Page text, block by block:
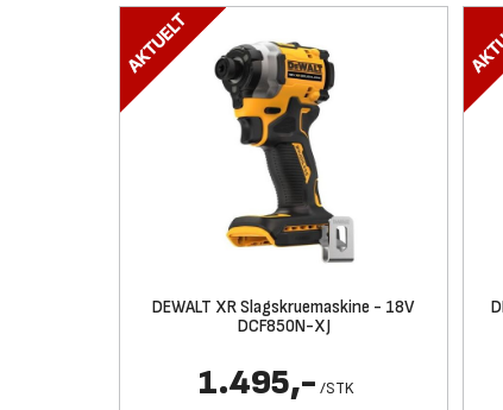
DEWALT XR Slagskruemaskine - 18V
DCF850N-XJ
1.495,- /STK